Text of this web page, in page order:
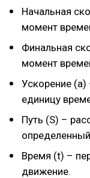
Начальная
момент
Финальная
момент
Ускорение (a)
единицу
Путь (S) –
Время (t) –
движение.